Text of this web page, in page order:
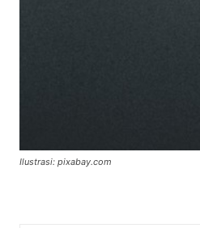
Ilustrasi: pixabay.com